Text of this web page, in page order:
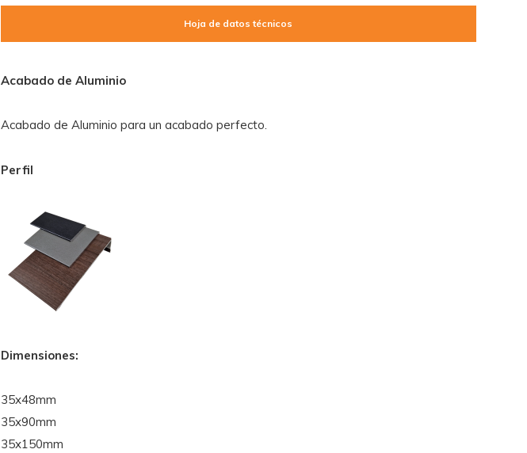
Hoja de datos técnicos
Acabado de Aluminio
Acabado de Aluminio para un acabado perfecto.
Perfil
Dimensiones:
35x48mm
35x90mm
35x150mm